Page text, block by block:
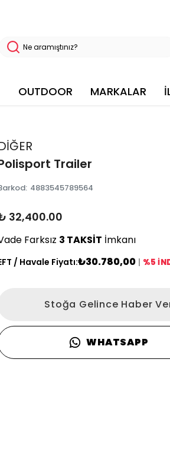
OUTDOOR MARKALAR
Trailer
: 4883545789564
32,400.00
Farksız 3 TAKSİT İmkanı
/ Havale Fiyatı:₺30.780,00 | %5
Stoğa Gelince Haber
WHATSAPP